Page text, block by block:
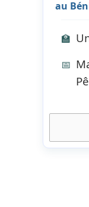
au
🏫
📅